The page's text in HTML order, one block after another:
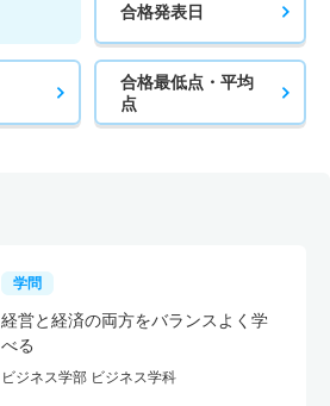
合格発表日
合格最低点・平均
点
学問
経営と経済の両方をバランスよく学
べる
ビジネス学部 ビジネス学科